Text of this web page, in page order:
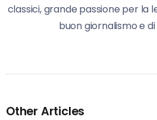
classici, grande passione per la
buon giornalismo e
Other Articles